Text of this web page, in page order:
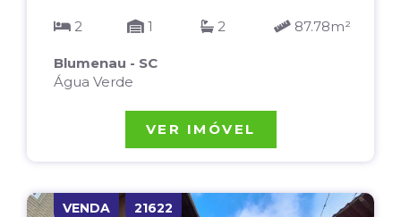
2 1 2 87.78m²
Blumenau - SC
Água Verde
VER IMÓVEL
VENDA 21622